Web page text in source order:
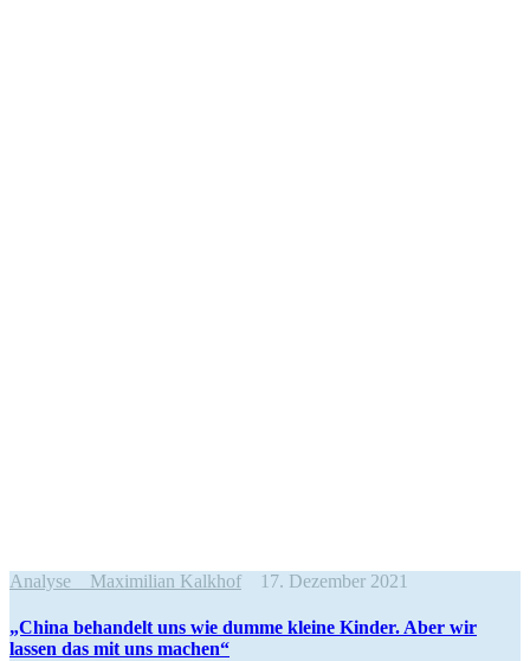
Analyse Maximilian Kalkhof 17. Dezember 2021
„China behandelt uns wie dumme kleine Kinder. Aber wir
lassen das mit uns machen“